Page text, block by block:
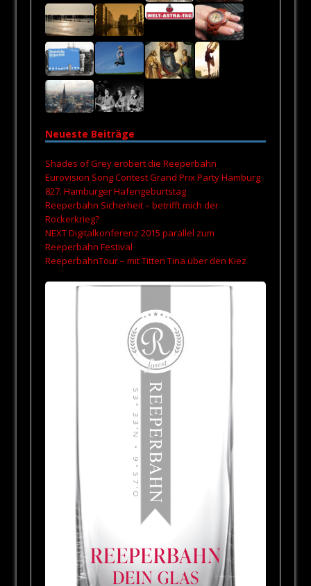
Neueste Beiträge
Shades of Grey erobert die Reeperbahn
Eurovision Song Contest Grand Prix Party Hamburg
827. Hamburger Hafengeburtstag
Reeperbahn Sicherheit – betrifft mich der
Rockerkrieg?
NEXT Digitalkonferenz 2015 parallel zum
Reeperbahn Festival
ReeperbahnTour – mit Titten Tina über den Kiez